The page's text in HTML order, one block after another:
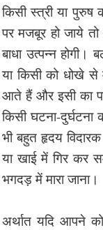
किसी स्त्री या पुरुष
पर मजबूर हो जाये
बाधा उत्पन्न
या किसी को धोखे से
आते हैं और इसी का
किसी घटना-
भी बहुत हृदय
या खाई में गिर कर
भगदड़ में मारा जाना।
अर्थात यदि आपने